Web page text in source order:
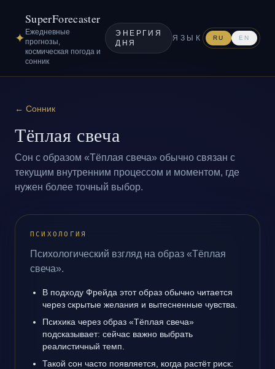
✦
SuperForecaster
Ежедневные
прогнозы,
космическая погода и
сонник
ЭНЕРГИЯ
ДНЯ
ЯЗЫК RU EN
← Сонник
Тёплая свеча
Сон с образом «Тёплая свеча» обычно связан с
текущим внутренним процессом и моментом, где
нужен более точный выбор.
ПСИХОЛОГИЯ
Психологический взгляд на образ «Тёплая
свеча».
В подходу Фрейда этот образ обычно читается
через скрытые желания и вытесненные чувства.
Психика через образ «Тёплая свеча»
подсказывает: сейчас важно выбрать
реалистичный темп.
Такой сон часто появляется, когда растёт риск: